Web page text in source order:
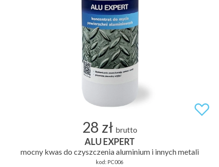
28 zł brutto
ALU EXPERT
mocny kwas do czyszczenia aluminium i innych metali
kod: PC006